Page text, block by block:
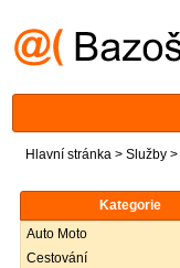
Hlavní stránka > Služby >
Kategorie
Auto Moto
Cestování